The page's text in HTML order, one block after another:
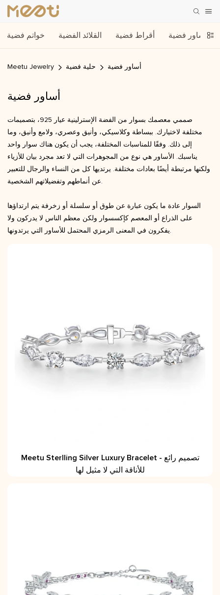
خواتم فضية القلائد الفضية أقراط فضية أساور فضية
Meetu Jewelry حلية فضية أساور فضية
أساور فضية
صممي معصمك بسوار من الفضة الإسترلينية عيار 925، بتصميمات
مختلفة لاختيارك. ببساطة وكلاسيكي، وأنيق وعصري، ولامع وأنيق، وما
إلى ذلك. وفقًا للمناسبات المختلفة، يجب أن يكون هناك سوار واحد
يناسبك. الأساور هي نوع من المجوهرات التي لا تعد مجرد بيان للأزياء
ولكنها مرتبطة أيضًا بعادات مختلفة. يرتديها كل من النساء والرجال للتعبير
عن أنماطهم وتفضيلاتهم الشخصية.
السوار عادة ما يكون عبارة عن طوق أو سلسلة أو زخرفة يتم ارتداؤها
على الذراع أو المعصم كإكسسوار ولكن معظم الناس لا يدركون ولا
يفكرون في المعنى الرمزي المحتمل للأساور التي يرتدونها.
Meetu Sterlling Silver Luxury Bracelet - تصميم رائع
للأناقة التي لا مثيل لها